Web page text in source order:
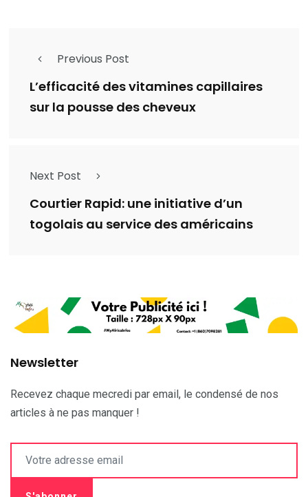
Previous Post
L’efficacité des vitamines capillaires
sur la pousse des cheveux
Next Post
Courtier Rapid: une initiative d’un
togolais au service des américains
Newsletter
Recevez chaque mecredi par email, le condensé de nos
articles à ne pas manquer !